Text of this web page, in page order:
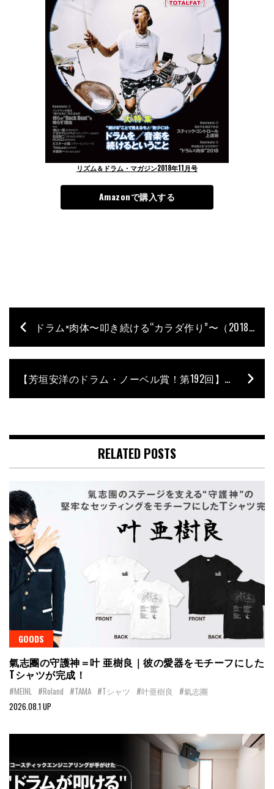
リズム＆ドラム・マガジン2018年11月号
Amazonで購入する
ドラム×肉体〜叩き続ける“カラダ作り”〜（2018年11月号掲載） 2. “2大痛”である腰痛と腱鞘炎にならないための12の方法
【芳垣安洋のドラム・ノーベル賞！第192回】ハービー・ハンコック 〜ファンクとジャズの共存における変革〜 Vol.3
RELATED POSTS
GOODS
氣志團の守護神＝叶 亜樹良｜彼の愛器をモチーフにした
Tシャツが完成！
#MEINL #Roland #TAMA #Tシャツ #叶亜樹良
#氣志團
2026.08.1 UP